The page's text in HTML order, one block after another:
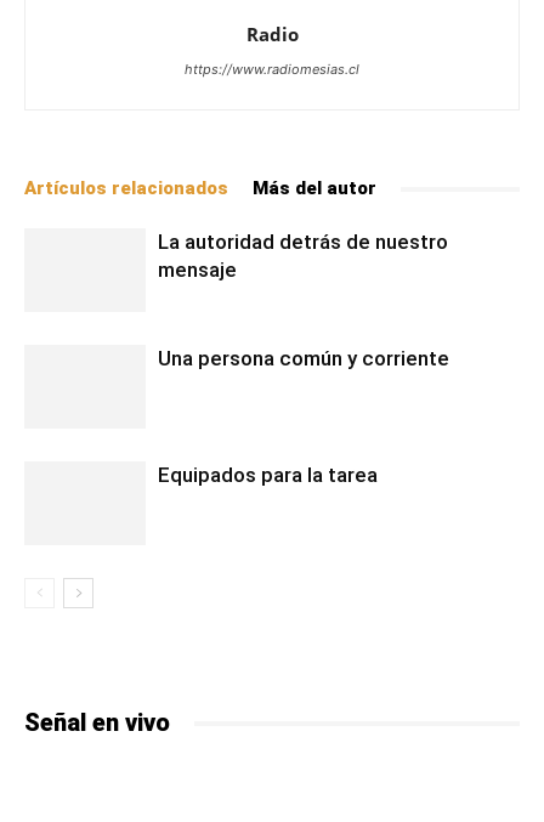
Radio
https://www.radiomesias.cl
Artículos relacionados Más del autor
La autoridad detrás de nuestro
mensaje
Una persona común y corriente
Equipados para la tarea
Señal en vivo